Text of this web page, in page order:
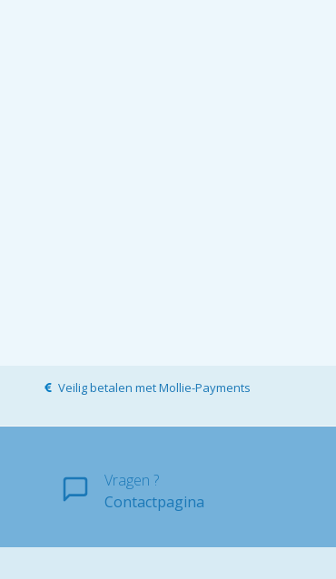
Veilig betalen met Mollie-Payments
Vragen ?
Contactpagina